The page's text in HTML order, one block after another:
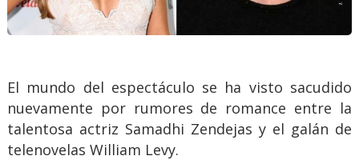
El mundo del espectáculo se ha visto sacudido
nuevamente por rumores de romance entre la
talentosa actriz Samadhi Zendejas y el galán de
telenovelas William Levy.